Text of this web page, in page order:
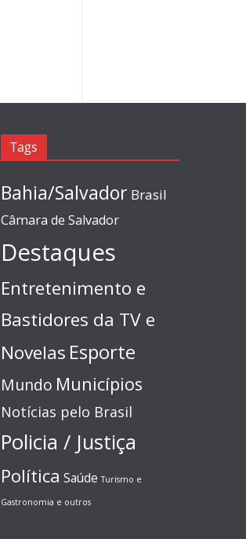
Tags
Bahia/Salvador Brasil
Câmara de Salvador
Destaques
Entretenimento e
Bastidores da TV e
Novelas Esporte
Mundo Municípios
Notícias pelo Brasil
Policia / Justiça
Política Saúde Turismo e
Gastronomia e outros